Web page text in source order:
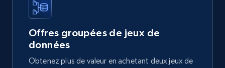
11.3K+
X (formerly Twitter) - Posts
Offres groupées de jeux de
données
Obtenez plus de valeur en achetant deux jeux de